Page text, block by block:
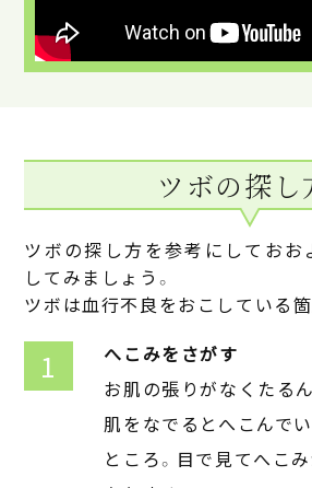
ツボの探し
ツボの探し方を参考にしておお
してみましょう。
ツボは血行不良をおこしている
へこみをさがす
お肌の張りがなくたる
肌をなでるとへこんで
ところ。目で見てへこ